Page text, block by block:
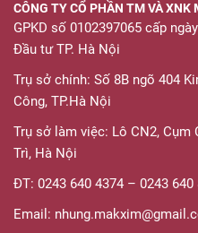
CÔNG TY CỔ PHẦN TM VÀ XNK
GPKD số 0102397065 cấp
Đầu tư TP. Hà Nội
Trụ sở chính: Số 8B ngõ 404
Công, TP.Hà Nội
Trụ sở làm việc: Lô CN2, Cụm
Trì, Hà Nội
ĐT: 0243 640 4374 – 0243 640
Email: